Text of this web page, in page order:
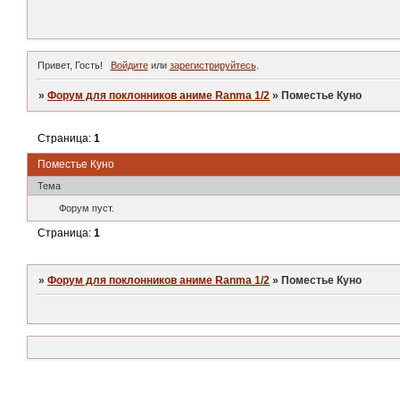
Привет, Гость! Войдитеили зарегистрируйтесь.
»Форум для поклонников аниме Ranma 1/2 » Поместье Куно
Поместье Куно
Страница:1
Тема
Форум пуст.
Страница:1
»Форум для поклонников аниме Ranma 1/2 » Поместье Куно